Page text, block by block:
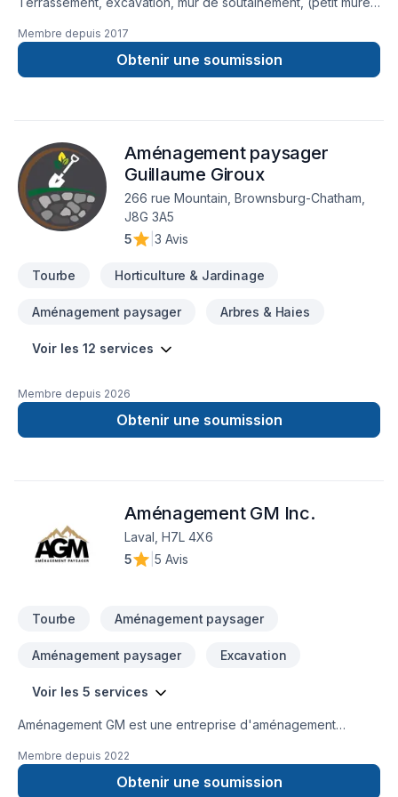
de redi-rock, mur de pierre placé avec pelle excavatrice,
pave-uni , épandage de terre tamisé, terre tamisé, tourbe,
ensemencement de gazon hydrolique
Membre depuis 2017
Obtenir une soumission
Aménagement paysager
Guillaume Giroux
266 rue Mountain, Brownsburg-Chatham,
J8G 3A5
5
3 Avis
Tourbe Horticulture & Jardinage
Aménagement paysager Arbres & Haies
Voir les 12 services
Membre depuis 2026
Obtenir une soumission
Aménagement GM Inc.
Laval, H7L 4X6
5
5 Avis
Tourbe Aménagement paysager
Aménagement paysager Excavation
Voir les 5 services
Aménagement GM est une entreprise d'aménagement
offrons un service clé en main spécialisé dans l'excavation,
l'installation de pavé-uni et la pose de tourbe. La
Membre depuis 2022
Obtenir une soumission